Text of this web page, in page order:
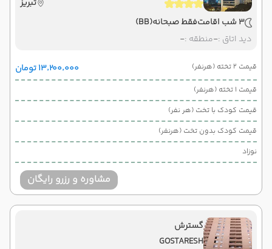
تبریز
3 شب اقامت
فقط صبحانه(BB)
دید اتاق :-منطقه :-
قیمت 2 تخته (هرنفر) ۱۳٬۲۰۰٬۰۰۰ تومان
قیمت 1 تخته (هرنفر)
قیمت کودک با تخت (هر نفر)
قیمت کودک بدون تخت (هرنفر)
نوزاد
مشاوره و رزرو رایگان
گسترش
GOSTARESH